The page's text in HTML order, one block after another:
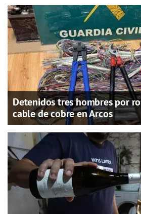
Detenidos tres hombres por
cable de cobre en Arcos